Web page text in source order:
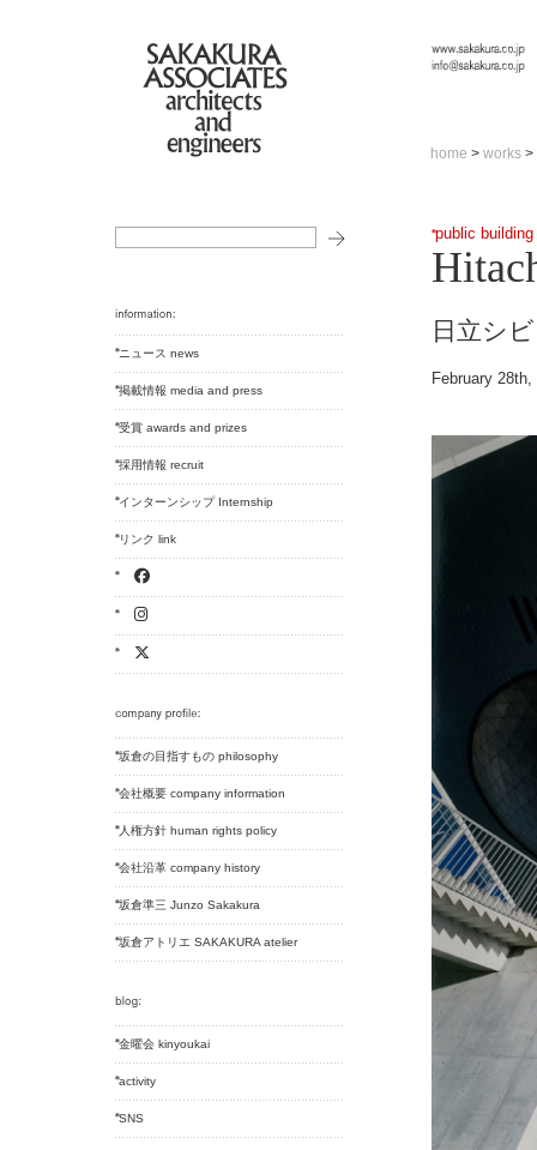
home > works >
ニュース news
掲載情報 media and press
受賞 awards and prizes
採用情報 recruit
インターンシップ Internship
リンク link
坂倉の目指すもの philosophy
会社概要 company information
人権方針 human rights policy
会社沿革 company history
坂倉準三 Junzo Sakakura
坂倉アトリエ SAKAKURA atelier
金曜会 kinyoukai
activity
SNS
public building
日立シ
February 28th,